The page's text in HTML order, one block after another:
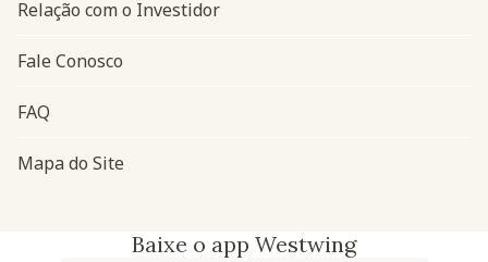
Relação com o Investidor
Fale Conosco
FAQ
Mapa do Site
Baixe o app Westwing